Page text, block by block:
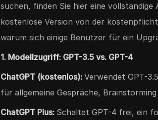
suchen, finden Sie hier eine vollständige
kostenlose Version von der
warum sich einige Benutzer für ein
1. Modellzugriff: GPT-3.5 vs. GPT-4
ChatGPT (kostenlos):Verwendet GPT-
für allgemeine Gespräche,
ChatGPT Plus: Schaltet GPT-4 frei, ein